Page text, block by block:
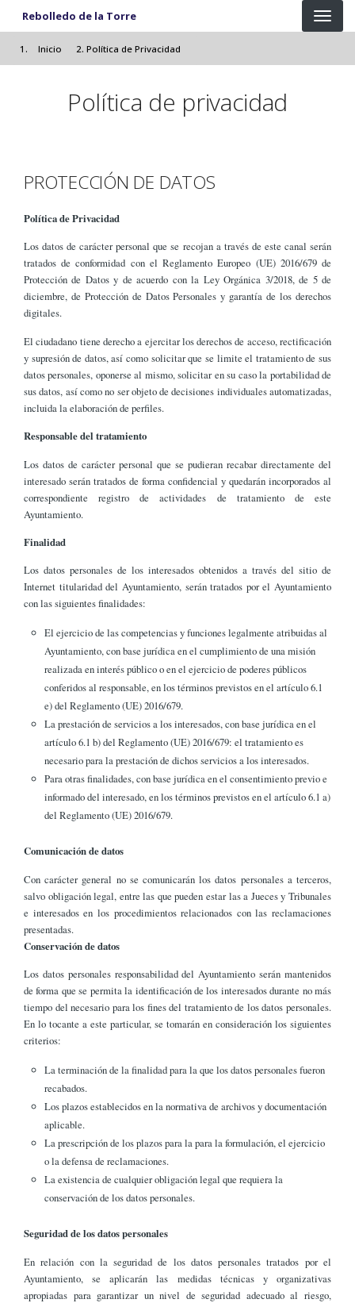
Pasar al contenido principal
Rebolledo de la Torre
Inicio Política de Privacidad
Política de privacidad
PROTECCIÓN DE DATOS
Política de Privacidad
Los datos de carácter personal que se recojan a través de este canal serán
tratados de conformidad con el Reglamento Europeo (UE) 2016/679 de
Protección de Datos y de acuerdo con la Ley Orgánica 3/2018, de 5 de
diciembre, de Protección de Datos Personales y garantía de los derechos
digitales.
El ciudadano tiene derecho a ejercitar los derechos de acceso, rectificación
y supresión de datos, así como solicitar que se limite el tratamiento de sus
datos personales, oponerse al mismo, solicitar en su caso la portabilidad de
sus datos, así como no ser objeto de decisiones individuales automatizadas,
incluida la elaboración de perfiles.
Responsable del tratamiento
Los datos de carácter personal que se pudieran recabar directamente del
interesado serán tratados de forma confidencial y quedarán incorporados al
correspondiente registro de actividades de tratamiento de este
Ayuntamiento.
Finalidad
Los datos personales de los interesados obtenidos a través del sitio de
Internet titularidad del Ayuntamiento, serán tratados por el Ayuntamiento
con las siguientes finalidades:
El ejercicio de las competencias y funciones legalmente atribuidas al
Ayuntamiento, con base jurídica en el cumplimiento de una misión
realizada en interés público o en el ejercicio de poderes públicos
conferidos al responsable, en los términos previstos en el artículo 6.1
e) del Reglamento (UE) 2016/679.
La prestación de servicios a los interesados, con base jurídica en el
artículo 6.1 b) del Reglamento (UE) 2016/679: el tratamiento es
necesario para la prestación de dichos servicios a los interesados.
Para otras finalidades, con base jurídica en el consentimiento previo e
informado del interesado, en los términos previstos en el artículo 6.1 a)
del Reglamento (UE) 2016/679.
Comunicación de datos
Con carácter general no se comunicarán los datos personales a terceros,
salvo obligación legal, entre las que pueden estar las a Jueces y Tribunales
e interesados en los procedimientos relacionados con las reclamaciones
presentadas.
Conservación de datos
Los datos personales responsabilidad del Ayuntamiento serán mantenidos
de forma que se permita la identificación de los interesados durante no más
tiempo del necesario para los fines del tratamiento de los datos personales.
En lo tocante a este particular, se tomarán en consideración los siguientes
criterios:
La terminación de la finalidad para la que los datos personales fueron
recabados.
Los plazos establecidos en la normativa de archivos y documentación
aplicable.
La prescripción de los plazos para la para la formulación, el ejercicio
o la defensa de reclamaciones.
La existencia de cualquier obligación legal que requiera la
conservación de los datos personales.
Seguridad de los datos personales
En relación con la seguridad de los datos personales tratados por el
Ayuntamiento, se aplicarán las medidas técnicas y organizativas
apropiadas para garantizar un nivel de seguridad adecuado al riesgo,